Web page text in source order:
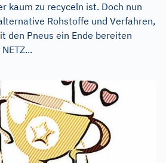
kaum zu recyceln ist. Doch nun
Rohstoffe und Verfahren,
den Pneus ein Ende bereiten